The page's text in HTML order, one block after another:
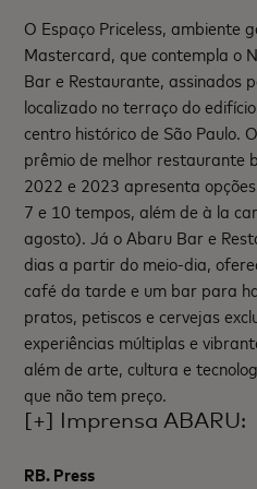
O Espaço Priceless, ambiente
Mastercard, que contempla o
Bar e Restaurante, assinados
localizado no terraço do
centro histórico de São Paulo.
prêmio de melhor restaurante
2022 e 2023 apresenta
7 e 10 tempos, além de à la
agosto). Já o Abaru Bar e
dias a partir do meio-dia,
café da tarde e um bar para
pratos, petiscos e cervejas
experiências múltiplas e
além de arte, cultura e
que não tem preço.
[+] Imprensa ABARU:
RB. Press